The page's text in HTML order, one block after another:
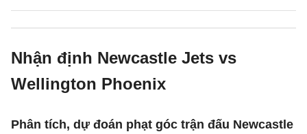
Nhận định Newcastle Jets vs
Wellington Phoenix
Phân tích, dự đoán phạt góc trận đấu Newcastle